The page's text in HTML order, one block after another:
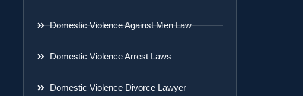
Domestic Violence Against Men Law
Domestic Violence Arrest Laws
Domestic Violence Divorce Lawyer